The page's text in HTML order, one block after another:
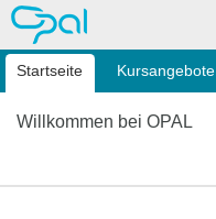
OPAL
Startseite Kursangebote
Willkommen bei OPAL